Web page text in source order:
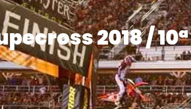
2018 /